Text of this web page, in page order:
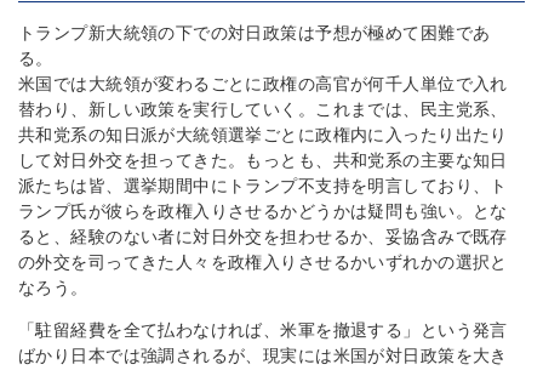
トランプ新大統領の下での対日政策は予想が極めて困難であ
る。
米国では大統領が変わるごとに政権の高官が何千人単位で入れ
替わり、新しい政策を実行していく。これまでは、民主党系、
共和党系の知日派が大統領選挙ごとに政権内に入ったり出たり
して対日外交を担ってきた。もっとも、共和党系の主要な知日
派たちは皆、選挙期間中にトランプ不支持を明言しており、ト
ランプ氏が彼らを政権入りさせるかどうかは疑問も強い。とな
ると、経験のない者に対日外交を担わせるか、妥協含みで既存
の外交を司ってきた人々を政権入りさせるかいずれかの選択と
なろう。
「駐留経費を全て払わなければ、米軍を撤退する」という発言
ばかり日本では強調されるが、現実には米国が対日政策を大き